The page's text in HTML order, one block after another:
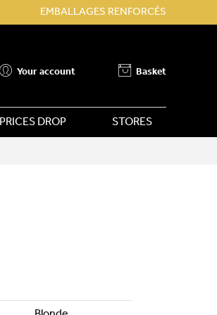
EMBALLAGES RENFORCÉS
Your account Basket
PRICES DROP STORES